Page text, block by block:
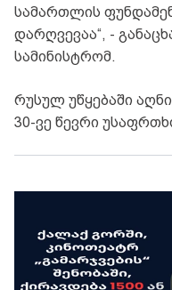
სამართლის
დარღვევაა“, -
სამინისტრომ.
რუსულ უწყებაში
30-ვე წევრი